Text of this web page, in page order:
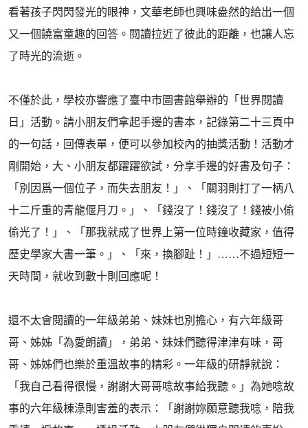
看著孩子閃閃發光的眼神，文華老師也興味盎然的給出一個
又一個饒富童趣的回答。閱讀拉近了彼此的距離，也讓人忘
了時光的流逝。
不僅於此，學校亦響應了臺中市圖書館舉辦的「世界閱讀
日」活動。請小朋友們拿起手邊的書本，記錄第二十三頁中
的一句話，回傳表單，便可以參加校內的抽獎活動！活動才
剛開始，大、小朋友都躍躍欲試，分享手邊的好書及句子：
「別因爲一個位子，而失去朋友！」、「關羽則打了一柄八
十二斤重的青龍偃月刀。」、「錢沒了！錢沒了！錢被小偷
偷光了！」、「那我就成了世界上第一位時鐘收藏家，值得
歷史學家大書一筆。」、「來，換腳趾！」……不過短短一
天時間，就收到數十則回應呢！
還不太會閱讀的一年級弟弟、妹妹也別擔心，有六年級哥
哥、姊姊「為愛朗讀」，弟弟、妹妹們聽得津津有味，哥
哥、姊姊們也樂於重溫故事的精彩。一年級的研靜就說：
「我自己看得很慢，謝謝大哥哥唸故事給我聽。」為她唸故
事的六年級棟淥則害羞的表示：「謝謝妳願意聽我唸，陪我